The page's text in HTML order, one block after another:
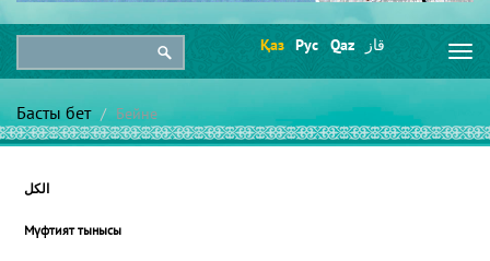
Қаз Рус Qaz قاز
Басты бет Бейне
الكل
Мүфтият тынысы